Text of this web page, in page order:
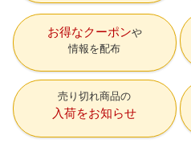
お得なクーポン
情報を配布
売り切れ商品の
入荷をお知らせ